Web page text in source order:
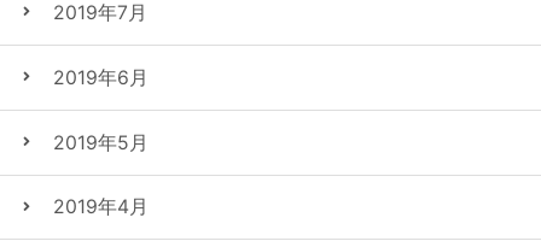
2019年7月
2019年6月
2019年5月
2019年4月